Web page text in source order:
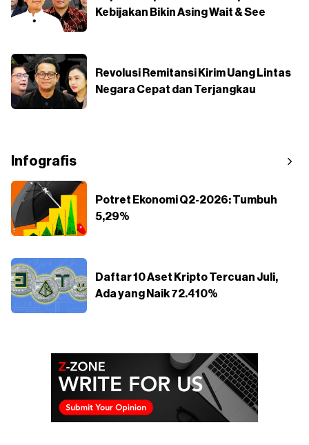
Kebijakan Bikin Asing Wait & See
Revolusi Remitansi Kirim Uang Lintas
Negara Cepat dan Terjangkau
Infografis
Potret Ekonomi Q2-2026: Tumbuh
5,29%
Daftar 10 Aset Kripto Tercuan Juli,
Ada yang Naik 72.410%